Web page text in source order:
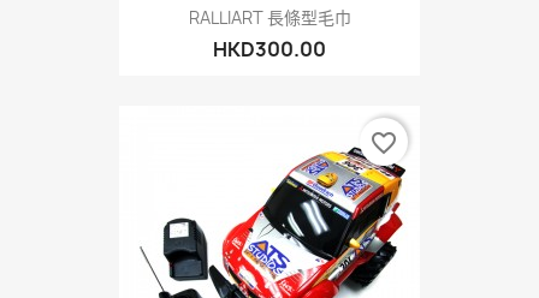
RALLIART 長條型毛巾
HKD300.00
favorite_border